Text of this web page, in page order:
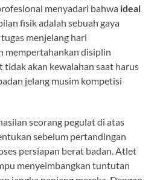
menyadari bahwa ideal
fisik adalah sebuah gaya
menjelang hari
mempertahankan disiplin
tidak akan kewalahan saat harus
jelang musim kompetisi
seorang pegulat di atas
sebelum pertandingan
persiapan berat badan. Atlet
menyeimbangkan tuntutan